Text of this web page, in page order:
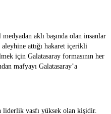
aklı başında olan insanlar
attığı hakaret içerikli
için Galatasaray formasının her
mafyayı Galatasaray’a
liderlik vasfı yüksek olan kişidir.